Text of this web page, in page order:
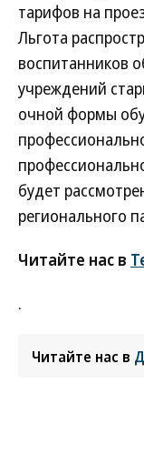
тарифов на
Льгота
воспитанников
учреждений
очной формы
будет
регионального
Читайте нас в
.
Читайте нас в